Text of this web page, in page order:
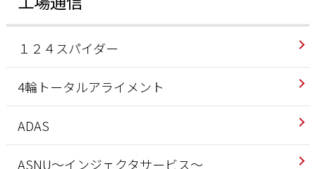
１２４スパイダー
4輪トータルアライメント
ADAS
ASNU～インジェクタサービス～